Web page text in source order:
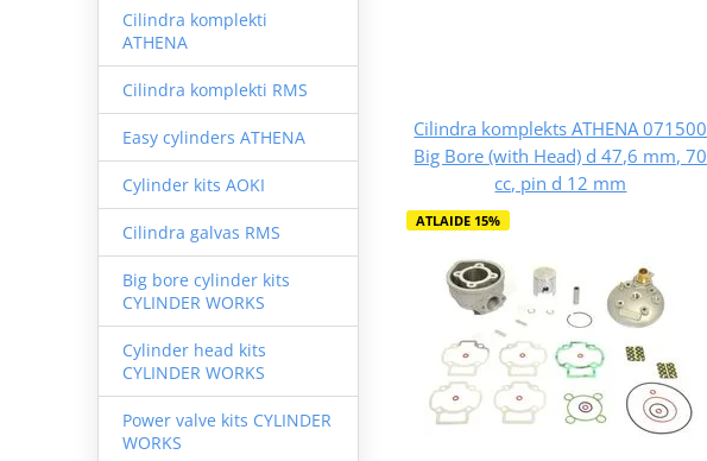
Cilindra komplekti
ATHENA
Cilindra komplekti RMS
Easy cylinders ATHENA
Cylinder kits AOKI
Cilindra galvas RMS
Big bore cylinder kits
CYLINDER WORKS
Cylinder head kits
CYLINDER WORKS
Power valve kits CYLINDER
WORKS
Cilindra komplekts ATHENA 071500
Big Bore (with Head) d 47,6 mm, 70
cc, pin d 12 mm
ATLAIDE 15%